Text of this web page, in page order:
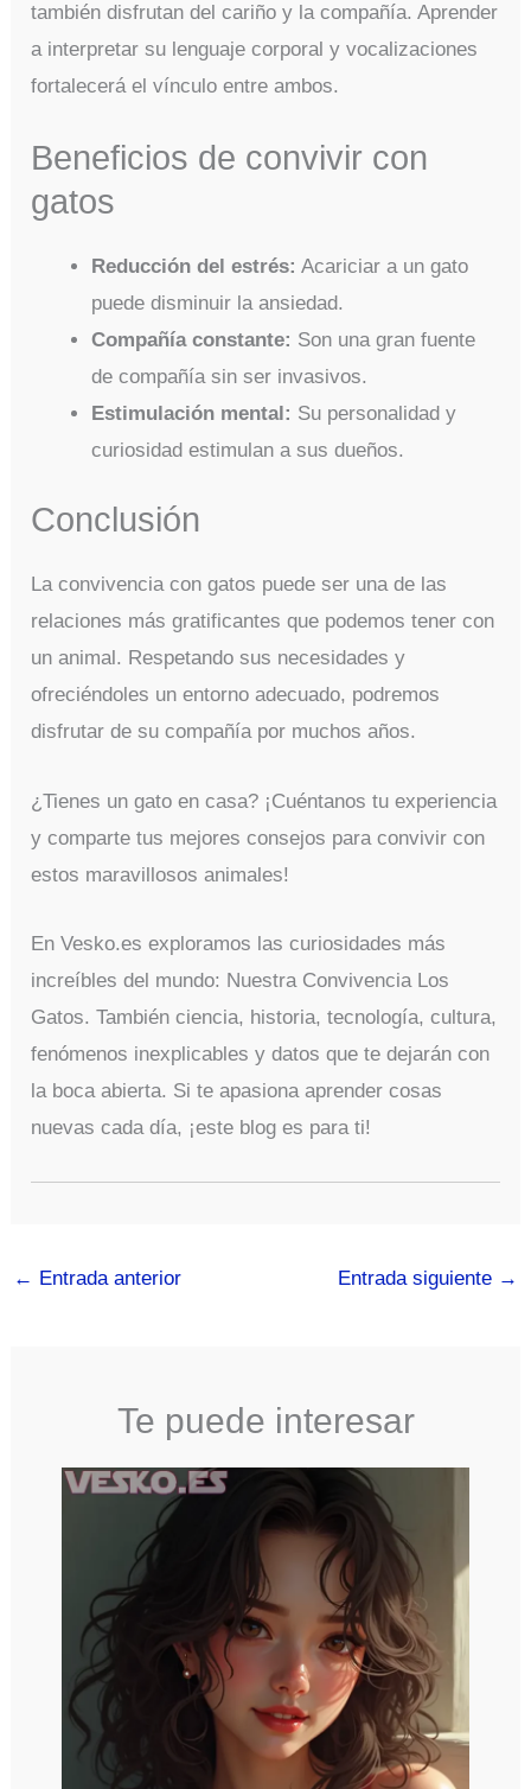
también disfrutan del cariño y la compañía. Aprender
a interpretar su lenguaje corporal y vocalizaciones
fortalecerá el vínculo entre ambos.
Beneficios de convivir con
gatos
Reducción del estrés: Acariciar a un gato
puede disminuir la ansiedad.
Compañía constante: Son una gran fuente
de compañía sin ser invasivos.
Estimulación mental: Su personalidad y
curiosidad estimulan a sus dueños.
Conclusión
La convivencia con gatos puede ser una de las
relaciones más gratificantes que podemos tener con
un animal. Respetando sus necesidades y
ofreciéndoles un entorno adecuado, podremos
disfrutar de su compañía por muchos años.
¿Tienes un gato en casa? ¡Cuéntanos tu experiencia
y comparte tus mejores consejos para convivir con
estos maravillosos animales!
En Vesko.es exploramos las curiosidades más
increíbles del mundo: Nuestra Convivencia Los
Gatos. También ciencia, historia, tecnología, cultura,
fenómenos inexplicables y datos que te dejarán con
la boca abierta. Si te apasiona aprender cosas
nuevas cada día, ¡este blog es para ti!
← Entrada anterior Entrada siguiente →
Te puede interesar